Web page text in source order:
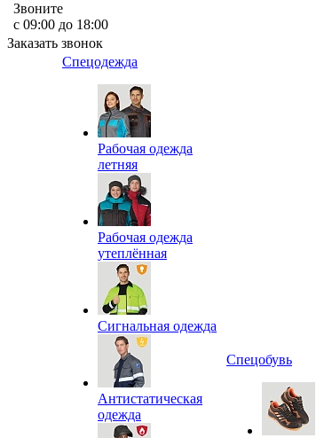
Звоните
с 09:00 до 18:00
Заказать звонок
Спецодежда
Рабочая одежда
летняя
Рабочая одежда
утеплённая
Сигнальная одежда
Антистатическая
одежда
Спецобувь